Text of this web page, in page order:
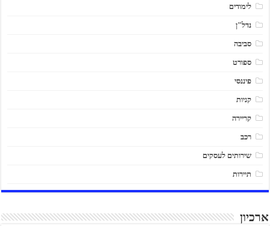
לימודים
נדל"ן
סביבה
ספורט
פיננסי
קניות
קריירה
רכב
שירותים לעסקים
תיירות
ארכיון